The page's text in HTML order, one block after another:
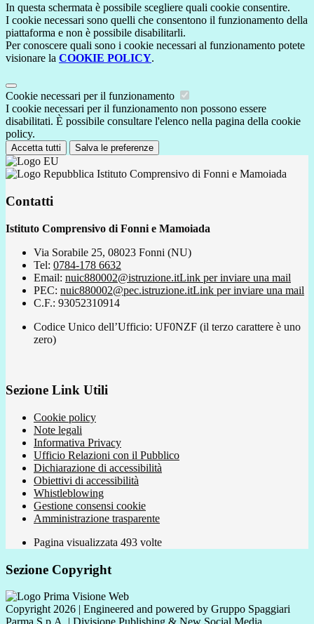
In questa schermata è possibile scegliere quali cookie consentire.
I cookie necessari sono quelli che consentono il funzionamento della
piattaforma e non è possibile disabilitarli.
Per conoscere quali sono i cookie necessari al funzionamento potete
visionare la COOKIE POLICY.
Cookie necessari per il funzionamento
I cookie necessari per il funzionamento non possono essere
disabilitati. È possibile consultare l'elenco nella pagina della cookie
policy.
Accetta tutti Salva le preferenze
Istituto Comprensivo di Fonni e Mamoiada
Contatti
Istituto Comprensivo di Fonni e Mamoiada
Via Sorabile 25, 08023 Fonni (NU)
Tel: 0784-178 6632
Email: nuic880002@istruzione.itLink per inviare una mail
PEC: nuic880002@pec.istruzione.itLink per inviare una mail
C.F.: 93052310914
Codice Unico dell’Ufficio: UF0NZF (il terzo carattere è uno
zero)
Sezione Link Utili
Cookie policy
Note legali
Informativa Privacy
Ufficio Relazioni con il Pubblico
Dichiarazione di accessibilità
Obiettivi di accessibilità
Whistleblowing
Gestione consensi cookie
Amministrazione trasparente
Pagina visualizzata 493 volte
Sezione Copyright
Copyright 2026 | Engineered and powered by Gruppo Spaggiari